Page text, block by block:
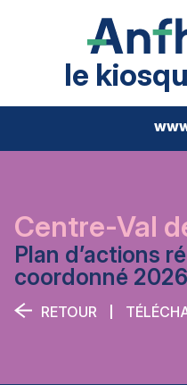
le
Centre-Val
Plan d’actions
coordonné 2026
RETOUR